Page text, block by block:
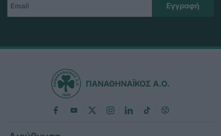
ΠΑΝΑΘΗΝΑΪΚΟΣ Α.Ο.